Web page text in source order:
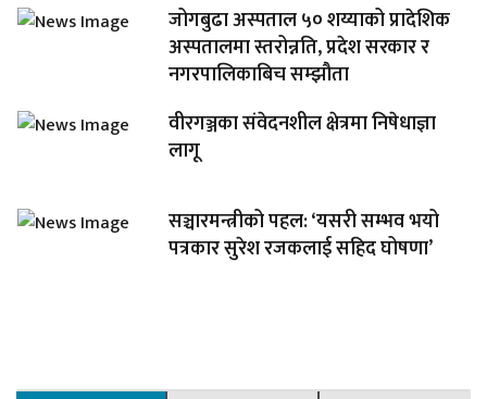
जोगबुढा अस्पताल ५० शय्याको प्रादेशिक
अस्पतालमा स्तरोन्नति, प्रदेश सरकार र
नगरपालिकाबिच सम्झौता
वीरगञ्जका संवेदनशील क्षेत्रमा निषेधाज्ञा
लागू
सञ्चारमन्त्रीको पहल: ‘यसरी सम्भव भयो
पत्रकार सुरेश रजकलाई सहिद घोषणा’